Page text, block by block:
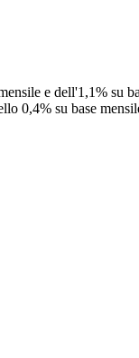
e dell'1,1% su
0,4% su base